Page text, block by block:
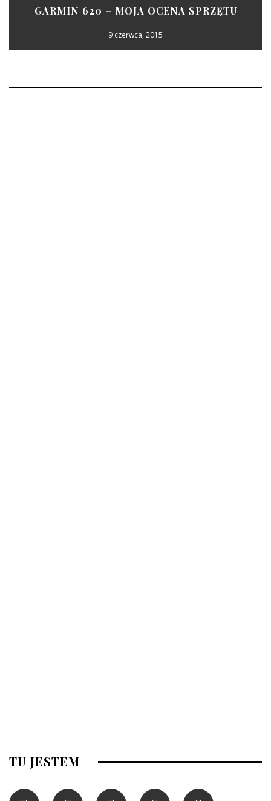
GARMIN 620 – MOJA OCENA SPRZĘTU
9 czerwca, 2015
TU JESTEM